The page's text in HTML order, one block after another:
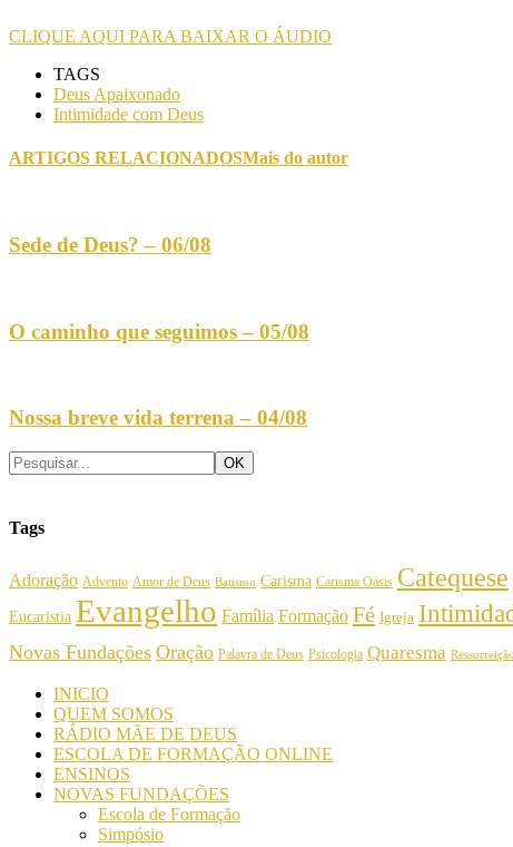
CLIQUE AQUI PARA BAIXAR O ÁUDIO
TAGS
Deus Apaixonado
Intimidade com Deus
ARTIGOS RELACIONADOSMais do autor
Sede de Deus? – 06/08
O caminho que seguimos – 05/08
Nossa breve vida terrena – 04/08
Tags
Adoração Advento Amor de Deus Batismo Carisma Carisma Oásis Catequese
Eucaristia Evangelho Família Formação Fé Igreja
Novas Fundações Oração Palavra de Deus Psicologia Quaresma Ressurreição
INICIO
QUEM SOMOS
RÁDIO MÃE DE DEUS
ESCOLA DE FORMAÇÃO ONLINE
ENSINOS
NOVAS FUNDAÇÕES
Escola de Formação
Simpósio